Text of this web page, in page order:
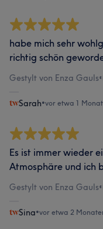
habe mich sehr
richtig schön
Gestylt von Enza Gauls•
Sarah•vor etwa 1 Monat
Es ist immer wieder
Atmosphäre und ich
Gestylt von Enza Gauls•
Sina•vor etwa 2